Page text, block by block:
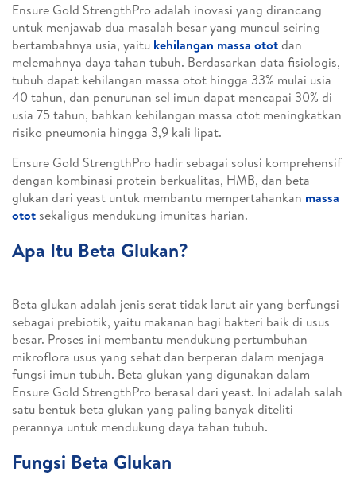
Ensure Gold StrengthPro adalah inovasi yang dirancang
untuk menjawab dua masalah besar yang muncul seiring
bertambahnya usia, yaitu kehilangan massa ototdan
melemahnya daya tahan tubuh. Berdasarkan data fisiologis,
tubuh dapat kehilangan massa otot hingga 33% mulai usia
40 tahun, dan penurunan sel imun dapat mencapai 30% di
usia 75 tahun, bahkan kehilangan massa otot meningkatkan
risiko pneumonia hingga 3,9 kali lipat.
Ensure Gold StrengthPro hadir sebagai solusi komprehensif
dengan kombinasi protein berkualitas, HMB, dan beta
glukan dari yeast untuk membantu mempertahankan massa
otot sekaligus mendukung imunitas harian.
Apa Itu Beta Glukan?
Beta glukan adalah jenis serat tidak larut air yang berfungsi
sebagai prebiotik, yaitu makanan bagi bakteri baik di usus
besar. Proses ini membantu mendukung pertumbuhan
mikroflora usus yang sehat dan berperan dalam menjaga
fungsi imun tubuh. Beta glukan yang digunakan dalam
Ensure Gold StrengthPro berasal dari yeast. Ini adalah salah
satu bentuk beta glukan yang paling banyak diteliti
perannya untuk mendukung daya tahan tubuh.
Fungsi Beta Glukan